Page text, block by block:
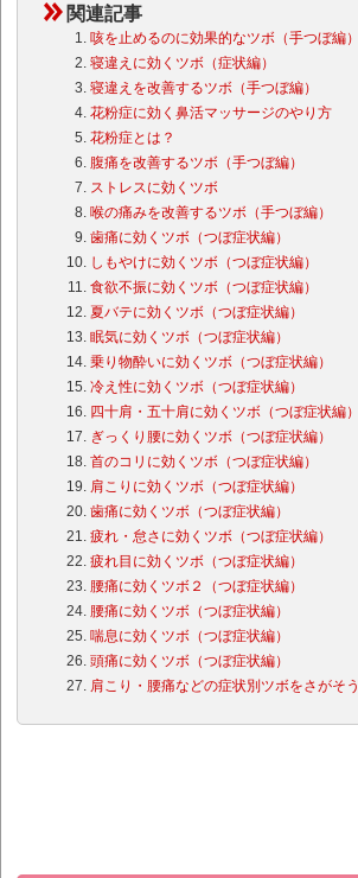
関連記事
咳を止めるのに効果的なツボ（手つぼ編）
寝違えに効くツボ（症状編）
寝違えを改善するツボ（手つぼ編）
花粉症に効く鼻活マッサージのやり方
花粉症とは？
腹痛を改善するツボ（手つぼ編）
ストレスに効くツボ
喉の痛みを改善するツボ（手つぼ編）
歯痛に効くツボ（つぼ症状編）
しもやけに効くツボ（つぼ症状編）
食欲不振に効くツボ（つぼ症状編）
夏バテに効くツボ（つぼ症状編）
眠気に効くツボ（つぼ症状編）
乗り物酔いに効くツボ（つぼ症状編）
冷え性に効くツボ（つぼ症状編）
四十肩・五十肩に効くツボ（つぼ症状編）
ぎっくり腰に効くツボ（つぼ症状編）
首のコリに効くツボ（つぼ症状編）
肩こりに効くツボ（つぼ症状編）
歯痛に効くツボ（つぼ症状編）
疲れ・怠さに効くツボ（つぼ症状編）
疲れ目に効くツボ（つぼ症状編）
腰痛に効くツボ２（つぼ症状編）
腰痛に効くツボ（つぼ症状編）
喘息に効くツボ（つぼ症状編）
頭痛に効くツボ（つぼ症状編）
肩こり・腰痛などの症状別ツボをさがそう